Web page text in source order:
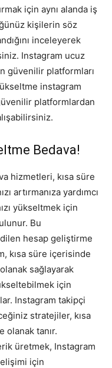
için aynı alanda iş
kişilerin söz
inceleyerek
Instagram ucuz
güvenilir platformları
instagram
platformlardan
Bedava!
hizmetleri, kısa süre
artırmanıza yardımcı
yükseltmek için
Bu
hesap geliştirme
kısa süre içerisinde
sağlayarak
için
Instagram takipçi
stratejiler, kısa
olanak tanır.
üretmek, Instagram
için